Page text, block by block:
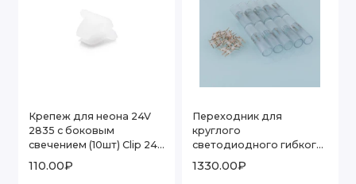
Крепеж для неона 24V
2835 с боковым
свечением (10шт) Clip 24V
110.00₽
Переходник для
круглого
светодиодного гибкого
2835 (10 шт.) PSL-11
1330.00₽